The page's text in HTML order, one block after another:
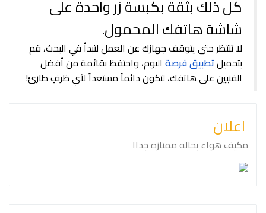
كل ذلك بثقة بكبسة زر واحدة على
شاشة هاتفك المحمول.
لا تنتظر حتى يتوقف جهازك عن العمل لتبدأ في البحث، قم
بتحميلتطبيق فرصة اليوم، واحتفظ بقائمة من أفضل
الفنيين على هاتفك، لتكون دائماً مستعداً لأي ظرفٍ طارئ!
اعلان
مكيف هواء بحاله ممتازه جداا